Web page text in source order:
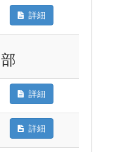
詳細
詳細
詳細